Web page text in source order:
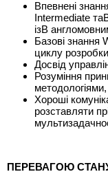
Впевнені
Intermediate
ізВ
Базові знання
циклу
Досвід
Розуміння
Хороші
розставляти
ПЕРЕВАГОЮ